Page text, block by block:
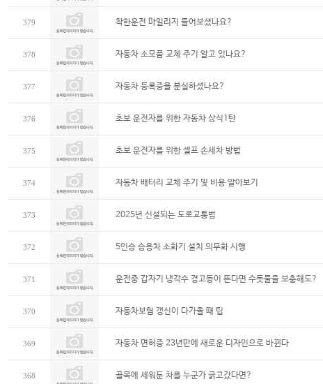
379 착한운전 마일리지 들어보셨나요?
378 자동차 소모품 교체 주기 알고 있나요?
377 자동차 등록증을 분실하셨나요?
376 초보 운전자를 위한 자동차 상식1탄
375 초보 운전자를 위한 셀프 손세차 방법
374 자동차 배터리 교체 주기 및 비용 알아보기
373 2025년 신설되는 도로교통법
372 5인승 승용차 소화기 설치 의무화 시행
371 운전중 갑자기 냉각수 경고등이 뜬다면 수돗물을 보충해도?
370 자동차보험 갱신이 다가올 때 팁
369 자동차 면허증 23년만에 새로운 디자인으로 바뀐다
368 골목에 세워둔 차를 누군가 긁고갔다면?